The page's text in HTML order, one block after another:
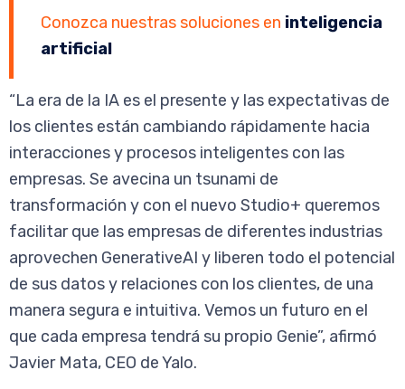
Conozca nuestras soluciones en inteligencia
artificial
“La era de la IA es el presente y las expectativas de
los clientes están cambiando rápidamente hacia
interacciones y procesos inteligentes con las
empresas. Se avecina un tsunami de
transformación y con el nuevo Studio+ queremos
facilitar que las empresas de diferentes industrias
aprovechen GenerativeAI y liberen todo el potencial
de sus datos y relaciones con los clientes, de una
manera segura e intuitiva. Vemos un futuro en el
que cada empresa tendrá su propio Genie”, afirmó
Javier Mata, CEO de Yalo.